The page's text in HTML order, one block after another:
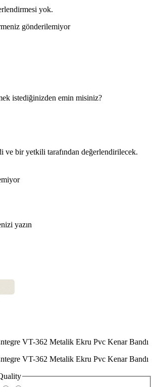
yok.
gönderilemiyor
istediğinizden emin misiniz?
ve bir yetkili tarafından değerlendirilecek.
yazın
VT-362 Metalik Ekru Pvc Kenar Bandı
VT-362 Metalik Ekru Pvc Kenar Bandı